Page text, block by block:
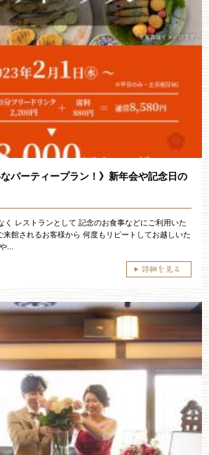
フォトギャラリー
特集
アクセス
パーティープラン！》新年会や記念日の
く レストランとして 記念のお食事などにご利用いた
館されるお客様から 何度もリピートしてお越しいた
...